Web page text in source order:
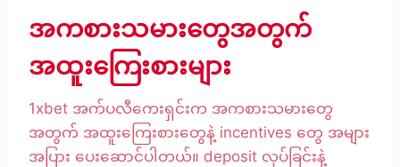
အကစားသမားတွေအတွက်
အထူးကြေးစားများ
1xbet အက်ပလီကေးရှင်းက အကစားသမားတွေ
အတွက် အထူးကြေးစားတွေနဲ့ incentives တွေ အများ
အပြား ပေးဆောင်ပါတယ်။ deposit လုပ်ခြင်းနဲ့